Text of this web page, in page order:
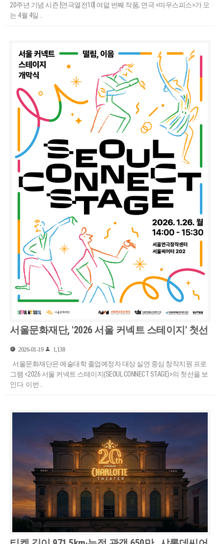
20주년 기념 시즌 [연극열전10] 여덟 번째 작품, 연극 <마우스피스>가 오
는 4월 4일 ..
서울문화재단, '2026 서울 커넥트 스테이지' 첫선
2026-01-19 1,138
그램 <2026 서울 커넥트 스테이지(SEOUL CONNECT STAGE)>의 첫선을 보
인다. 이번 ..